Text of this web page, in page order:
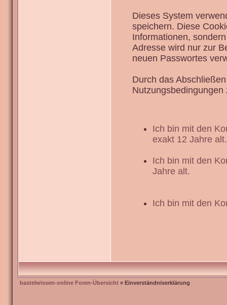
Dieses System
speichern. Diese
Informationen,
Adresse wird nur zur
neuen Passwortes
Durch das
Nutzungsbedingungen
Ich bin mit den
exakt 12 Jahre alt.
Ich bin mit den
Jahre alt.
Ich bin mit den
bastelwissen-online Foren-Übersicht » Einverständniserklärung